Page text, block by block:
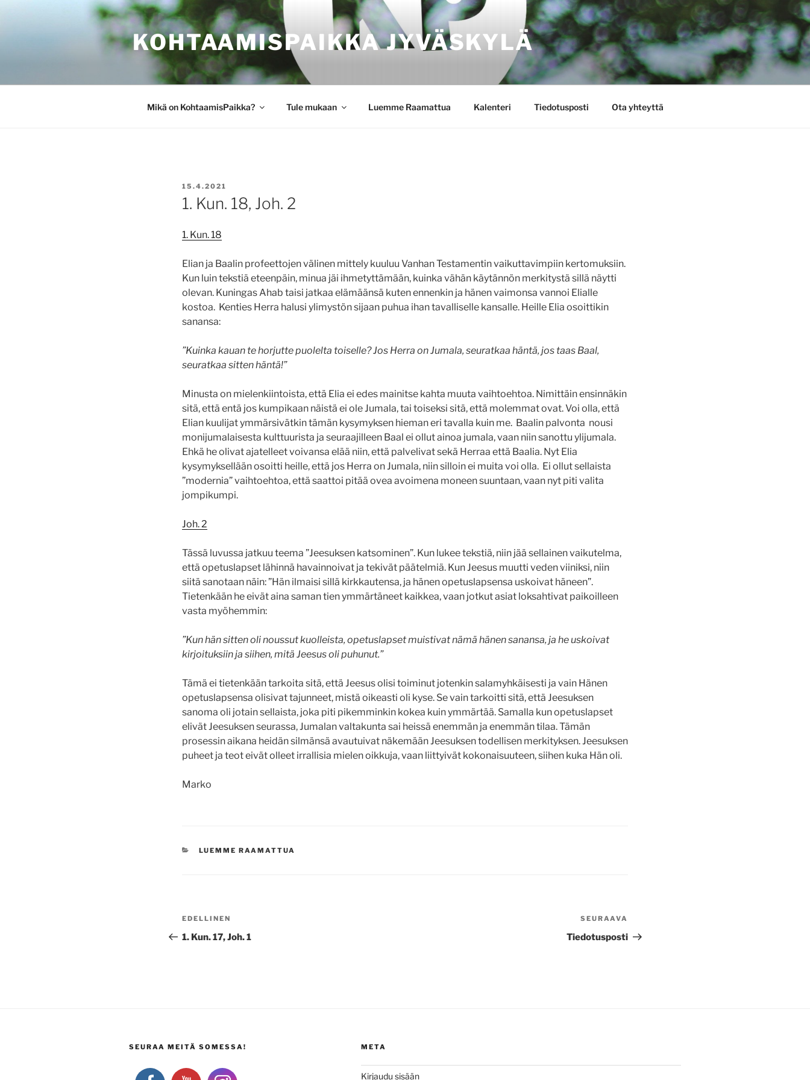
KOHTAAMISPAIKKA JYVÄSKYLÄ
Mikä on KohtaamisPaikka? Tule mukaan Luemme Raamattua Kalenteri Tiedotusposti Ota yhteyttä
JULKAISTU
15.4.2021
1. Kun. 18, Joh. 2
1. Kun. 18
Elian ja Baalin profeettojen välinen mittely kuuluu Vanhan Testamentin vaikuttavimpiin kertomuksiin.
Kun luin tekstiä eteenpäin, minua jäi ihmetyttämään, kuinka vähän käytännön merkitystä sillä näytti
olevan. Kuningas Ahab taisi jatkaa elämäänsä kuten ennenkin ja hänen vaimonsa vannoi Elialle
kostoa. Kenties Herra halusi ylimystön sijaan puhua ihan tavalliselle kansalle. Heille Elia osoittikin
sanansa:
”Kuinka kauan te horjutte puolelta toiselle? Jos Herra on Jumala, seuratkaa häntä, jos taas Baal,
seuratkaa sitten häntä!”
Minusta on mielenkiintoista, että Elia ei edes mainitse kahta muuta vaihtoehtoa. Nimittäin ensinnäkin
sitä, että entä jos kumpikaan näistä ei ole Jumala, tai toiseksi sitä, että molemmat ovat. Voi olla, että
Elian kuulijat ymmärsivätkin tämän kysymyksen hieman eri tavalla kuin me. Baalin palvonta nousi
monijumalaisesta kulttuurista ja seuraajilleen Baal ei ollut ainoa jumala, vaan niin sanottu ylijumala.
Ehkä he olivat ajatelleet voivansa elää niin, että palvelivat sekä Herraa että Baalia. Nyt Elia
kysymyksellään osoitti heille, että jos Herra on Jumala, niin silloin ei muita voi olla. Ei ollut sellaista
”modernia” vaihtoehtoa, että saattoi pitää ovea avoimena moneen suuntaan, vaan nyt piti valita
jompikumpi.
Joh. 2
Tässä luvussa jatkuu teema ”Jeesuksen katsominen”. Kun lukee tekstiä, niin jää sellainen vaikutelma,
että opetuslapset lähinnä havainnoivat ja tekivät päätelmiä. Kun Jeesus muutti veden viiniksi, niin
siitä sanotaan näin: ”Hän ilmaisi sillä kirkkautensa, ja hänen opetuslapsensa uskoivat häneen”.
Tietenkään he eivät aina saman tien ymmärtäneet kaikkea, vaan jotkut asiat loksahtivat paikoilleen
vasta myöhemmin:
”Kun hän sitten oli noussut kuolleista, opetuslapset muistivat nämä hänen sanansa, ja he uskoivat
kirjoituksiin ja siihen, mitä Jeesus oli puhunut.”
Tämä ei tietenkään tarkoita sitä, että Jeesus olisi toiminut jotenkin salamyhkäisesti ja vain Hänen
opetuslapsensa olisivat tajunneet, mistä oikeasti oli kyse. Se vain tarkoitti sitä, että Jeesuksen
sanoma oli jotain sellaista, joka piti pikemminkin kokea kuin ymmärtää. Samalla kun opetuslapset
elivät Jeesuksen seurassa, Jumalan valtakunta sai heissä enemmän ja enemmän tilaa. Tämän
prosessin aikana heidän silmänsä avautuivat näkemään Jeesuksen todellisen merkityksen. Jeesuksen
puheet ja teot eivät olleet irrallisia mielen oikkuja, vaan liittyivät kokonaisuuteen, siihen kuka Hän oli.
Marko
KATEGORIAT
LUEMME RAAMATTUA
Artikkelien
selaus
Edellinen
artikkeli
EDELLINEN
1. Kun. 17, Joh. 1
artikkeli
SEURAAVA
Tiedotusposti
SEURAA MEITÄ SOMESSA! META
Kirjaudu sisään